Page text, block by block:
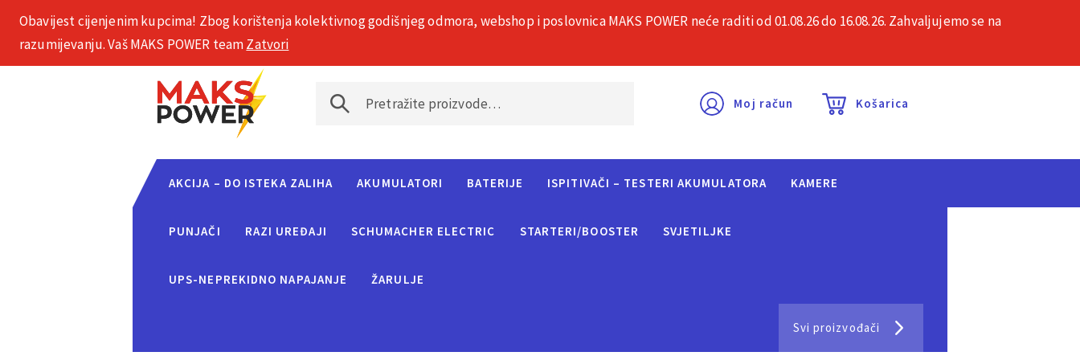
+385 1 2002 575 O nama Česta pitanja Kontakt
Moj račun Košarica
AKCIJA – DO ISTEKA ZALIHA AKUMULATORI BATERIJE ISPITIVAČI – TESTERI AKUMULATORA KAMERE
PUNJAČI RAZI UREĐAJI SCHUMACHER ELECTRIC STARTERI/BOOSTER SVJETILJKE
UPS-NEPREKIDNO NAPAJANJE ŽARULJE
Svi proizvođači
Obavijest cijenjenim kupcima! Zbog korištenja kolektivnog godišnjeg odmora, webshop i poslovnica MAKS POWER neće raditi od 01.08.26 do 16.08.26. Zahvaljujemo se na
razumijevanju. Vaš MAKS POWER teamZatvori